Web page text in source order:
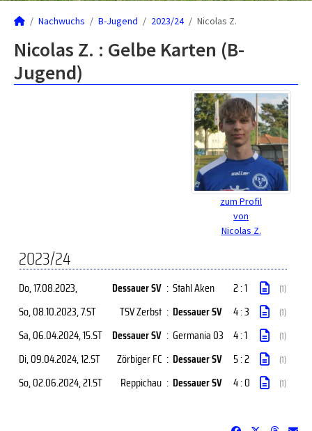
Nachwuchs B-Jugend 2023/24 Nicolas Z.
Nicolas Z. : Gelbe Karten (B-
Jugend)
zum Profil
von
Nicolas Z.
2023/24
Do, 17.08.2023, Dessauer SV : Stahl Aken 2 : 1 (1)
So, 08.10.2023, 7.ST TSV Zerbst : Dessauer SV 4 : 3 (1)
Sa, 06.04.2024, 15.ST Dessauer SV : Germania 03 4 : 1 (1)
Di, 09.04.2024, 12.ST Zörbiger FC : Dessauer SV 5 : 2 (1)
So, 02.06.2024, 21.ST Reppichau : Dessauer SV 4 : 0 (1)